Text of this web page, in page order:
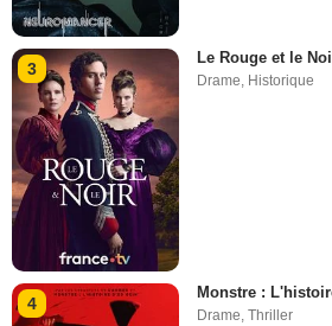
3
Le Rouge et le
Drame, Historique
4
Monstre :
Drame,Thriller